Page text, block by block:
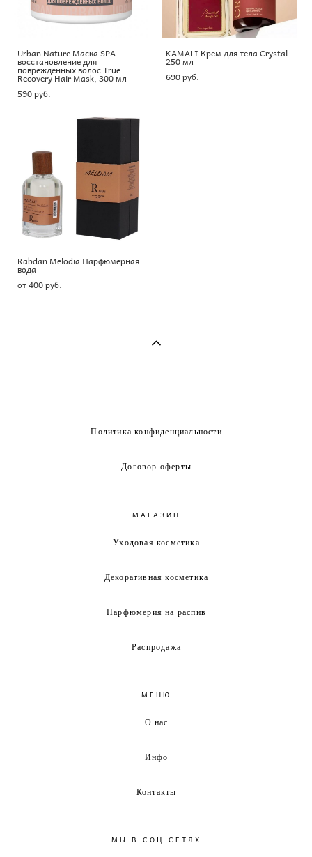
Urban Nature Маска SPA
восстановление для
поврежденных волос True
Recovery Hair Mask, 300 мл
590 pуб.
KAMALI Крем для тела Crystal
250 мл
690 pуб.
Rabdan Melodia Парфюмерная
вода
от 400 pуб.
Политика конфиденциальности
Договор оферты
МАГАЗИН
Уходовая косметика
Декоративная косметика
Парфюмерия на распив
Распродажа
МЕНЮ
О нас
Инфо
Контакты
МЫ В СОЦ.СЕТЯХ